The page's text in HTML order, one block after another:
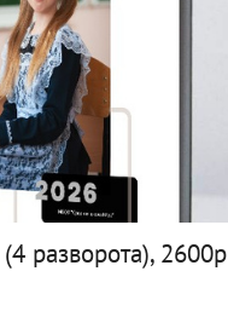
разворота), 2600р